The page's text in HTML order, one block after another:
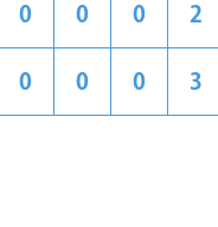
0 0 0 2
0 0 0 3